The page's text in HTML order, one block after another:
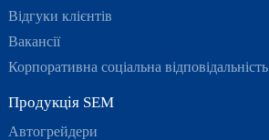
Відгуки клієнтів
Вакансії
Корпоративна соціальна відповідальність
Продукція SEM
Автогрейдери